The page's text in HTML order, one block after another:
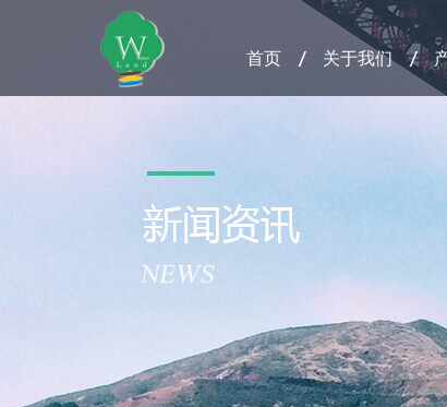
首页 关于我们